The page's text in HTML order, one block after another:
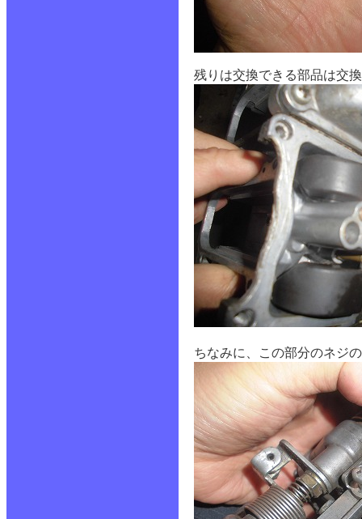
残りは交換できる部品は交
ちなみに、この部分のネジ